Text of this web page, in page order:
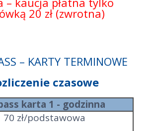
20 zł (zwrotna)
– KARTY TERMINOWE
czasowe
karta 1 - godzinna
70 zł/podstawowa